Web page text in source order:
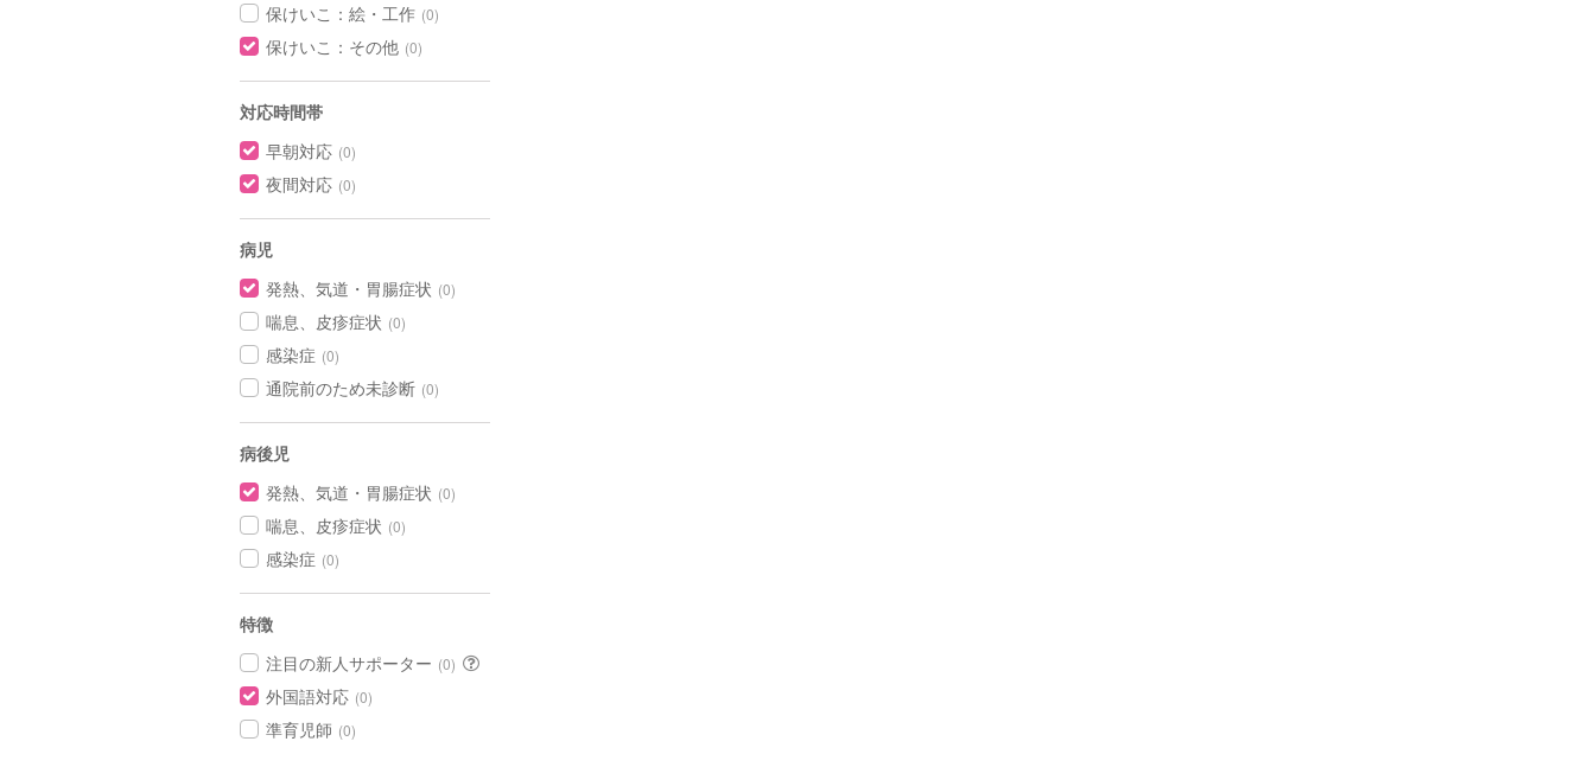
保けいこ：絵・工作 (0)
保けいこ：その他 (0)
対応時間帯
早朝対応 (0)
夜間対応 (0)
病児
発熱、気道・胃腸症状 (0)
喘息、皮疹症状 (0)
感染症 (0)
通院前のため未診断 (0)
病後児
発熱、気道・胃腸症状 (0)
喘息、皮疹症状 (0)
感染症 (0)
特徴
注目の新人サポーター (0)
外国語対応 (0)
準育児師 (0)